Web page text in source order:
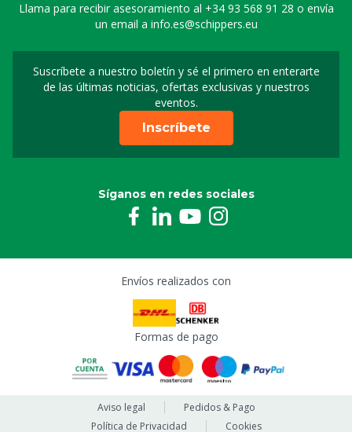
Llama para recibir asesoramiento al +34 93 568 91 28 o envía
un email a info.es@schippers.eu
Suscríbete a nuestro boletín y sé el primero en enterarte
de las últimas noticias, ofertas exclusivas y nuestros
eventos.
Suscripción a nuestro
Inscríbete
Síganos en redes sociales
Envíos realizados con
Formas de pago
Aviso legal
Pedidos & Pago
Política de Privacidad
Cookies